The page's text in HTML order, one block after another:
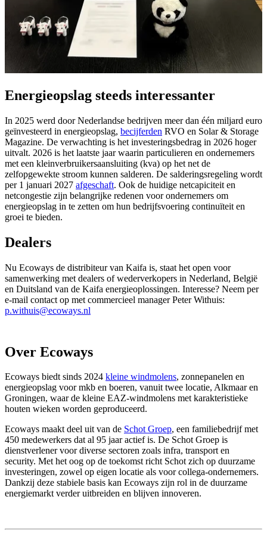
Energieopslag steeds interessanter
In 2025 werd door Nederlandse bedrijven meer dan één miljard euro
geïnvesteerd in energieopslag, becijferden RVO en Solar & Storage
Magazine. De verwachting is het investeringsbedrag in 2026 hoger
uitvalt. 2026 is het laatste jaar waarin particulieren en ondernemers
met een kleinverbruikersaansluiting (kva) op het net de
zelfopgewekte stroom kunnen salderen. De salderingsregeling wordt
per 1 januari 2027 afgeschaft. Ook de huidige netcapiciteit en
netcongestie zijn belangrijke redenen voor ondernemers om
energieopslag in te zetten om hun bedrijfsvoering continuïteit en
groei te bieden.
Dealers
Nu Ecoways de distribiteur van Kaifa is, staat het open voor
samenwerking met dealers of wederverkopers in Nederland, België
en Duitsland van de Kaifa energieoplossingen. Interesse? Neem per
e-mail contact op met commercieel manager Peter Withuis:
p.withuis@ecoways.nl
Over Ecoways
Ecoways biedt sinds 2024 kleine windmolens, zonnepanelen en
energieopslag voor mkb en boeren, vanuit twee locatie, Alkmaar en
Groningen, waar de kleine EAZ-windmolens met karakteristieke
houten wieken worden geproduceerd.
Ecoways maakt deel uit van de Schot Groep, een familiebedrijf met
450 medewerkers dat al 95 jaar actief is. De Schot Groep is
dienstverlener voor diverse sectoren zoals infra, transport en
security. Met het oog op de toekomst richt Schot zich op duurzame
investeringen, zowel op eigen locatie als voor collega-ondernemers.
Dankzij deze stabiele basis kan Ecoways zijn rol in de duurzame
energiemarkt verder uitbreiden en blijven innoveren.